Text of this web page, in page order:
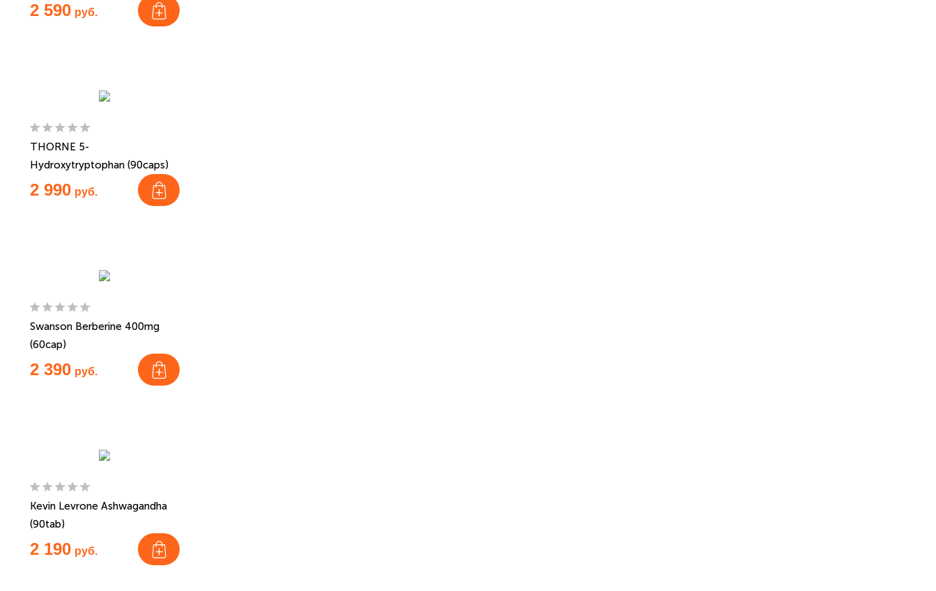
2 590 руб.
THORNE 5-
Hydroxytryptophan (90caps)
2 990 руб.
Swanson Berberine 400mg
(60cap)
2 390 руб.
Kevin Levrone Ashwagandha
(90tab)
2 190 руб.